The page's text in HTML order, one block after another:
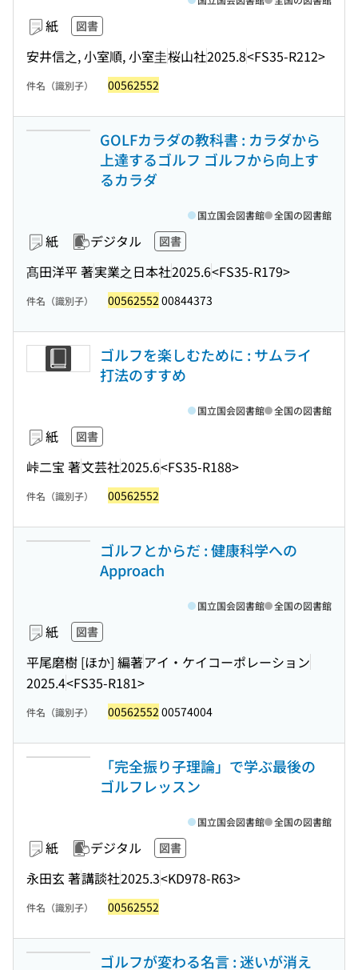
紙 図書
安井信之, 小室順, 小室圭桜山社2025.8<FS35-R212>
件名（識別子） 00562552
GOLFカラダの教科書 : カラダから
上達するゴルフ ゴルフから向上す
るカラダ
紙 デジタル 図書
髙田洋平 著実業之日本社2025.6<FS35-R179>
国立国会図書館 全国の図書館
件名（識別子） 00562552 00844373
ゴルフを楽しむために : サムライ
打法のすすめ
紙 図書
峠二宝 著文芸社2025.6<FS35-R188>
国立国会図書館 全国の図書館
件名（識別子） 00562552
ゴルフとからだ : 健康科学への
Approach
紙 図書
平尾磨樹 [ほか] 編著アイ・ケイコーポレーション
2025.4<FS35-R181>
国立国会図書館 全国の図書館
件名（識別子） 00562552 00574004
「完全振り子理論」で学ぶ最後の
ゴルフレッスン
紙 デジタル 図書
永田玄 著講談社2025.3<KD978-R63>
国立国会図書館 全国の図書館
件名（識別子） 00562552
ゴルフが変わる名言 : 迷いが消え